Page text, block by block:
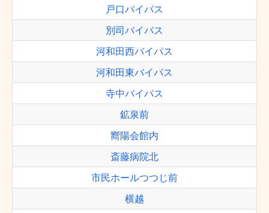
戸口バイパス
別司バイパス
河和田西バイパス
河和田東バイパス
寺中バイパス
鉱泉前
嚮陽会館内
斎藤病院北
市民ホールつつじ前
横越